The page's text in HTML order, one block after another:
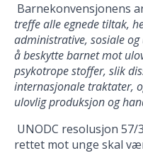
Barnekonvensjonens
treffe alle egnede tiltak,
administrative, sosiale
å beskytte barnet mot
psykotrope stoffer, slik
internasjonale traktater,
ulovlig produksjon og
UNODC resolusjon
rettet mot unge skal